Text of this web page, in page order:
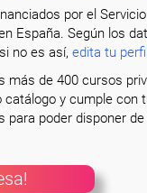
por el
España. Según los
no es así, edita tu
más de 400 cursos
y cumple
para poder disponer